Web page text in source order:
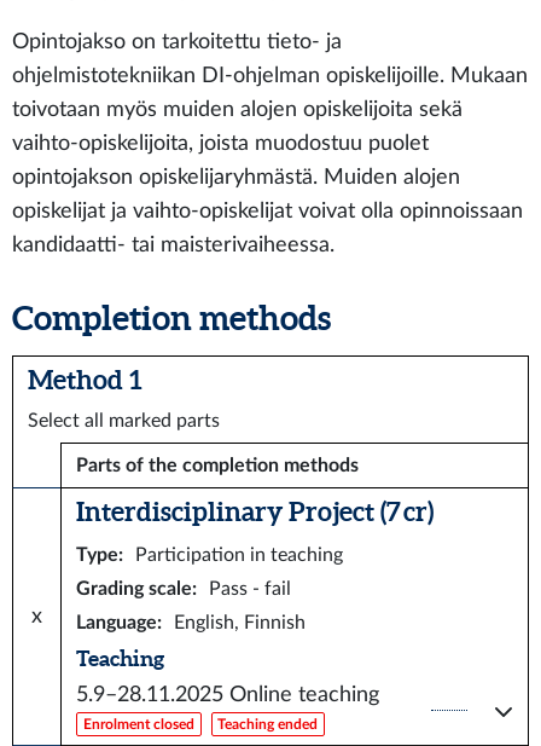
Opintojakso on tarkoitettu tieto- ja
ohjelmistotekniikan DI-ohjelman opiskelijoille. Mukaan
toivotaan myös muiden alojen opiskelijoita sekä
vaihto-opiskelijoita, joista muodostuu puolet
opintojakson opiskelijaryhmästä. Muiden alojen
opiskelijat ja vaihto-opiskelijat voivat olla opinnoissaan
kandidaatti- tai maisterivaiheessa.
Completion methods
Method 1
Select all marked parts
Parts of the completion methods
x
Interdisciplinary Project (7 cr)
Type:
Participation in teaching
Grading scale:
Pass - fail
Language: English, Finnish
Teaching
5.9–28.11.2025 Online teaching
Enrolment closed Teaching ended